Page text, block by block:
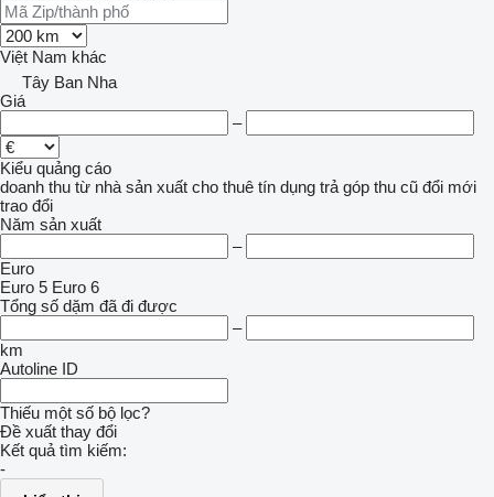
Việt Nam khác
Tây Ban Nha
Giá
–
Kiểu quảng cáo
doanh thu từ nhà sản xuất cho thuê tín dụng trả góp thu cũ đổi mới
trao đổi
Năm sản xuất
–
Euro
Euro 5 Euro 6
Tổng số dặm đã đi được
–
km
Autoline ID
Thiếu một số bộ lọc?
Đề xuất thay đổi
Kết quả tìm kiếm:
-